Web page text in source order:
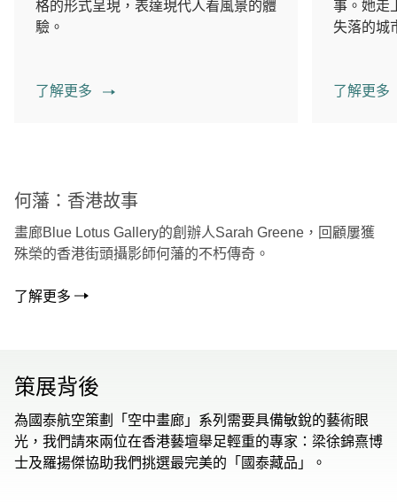
格的形式呈現，表達現代人看風景的體
驗。
了解更多
事。她走
失落的城
了解更多
何藩：香港故事
畫廊Blue Lotus Gallery的創辦人Sarah Greene，回顧屢獲
殊榮的香港街頭攝影師何藩的不朽傳奇。
了解更多
策展背後
為國泰航空策劃「空中畫廊」系列需要具備敏銳的藝術眼
光，我們請來兩位在香港藝壇舉足輕重的專家：梁徐錦熹博
士及羅揚傑協助我們挑選最完美的「國泰藏品」。